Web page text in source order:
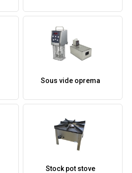
Sous vide oprema
Stock pot stove